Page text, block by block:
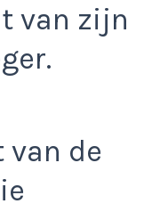
van zijn
van de